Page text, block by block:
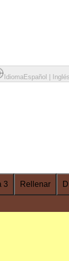
IdiomaEspañol
3 Rellenar